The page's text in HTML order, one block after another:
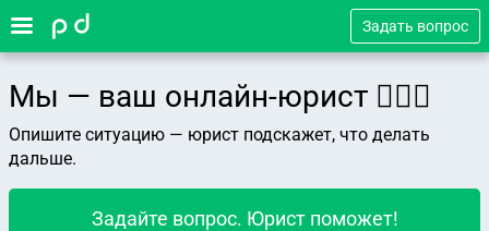
Задать вопрос
Мы — ваш онлайн-юрист 👨🏻‍⚖️
Опишите ситуацию — юрист подскажет, что делать
дальше.
Задайте вопрос. Юрист поможет!